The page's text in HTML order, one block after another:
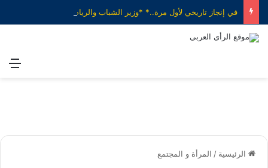
الرئيسية / المرأة و المجتمع